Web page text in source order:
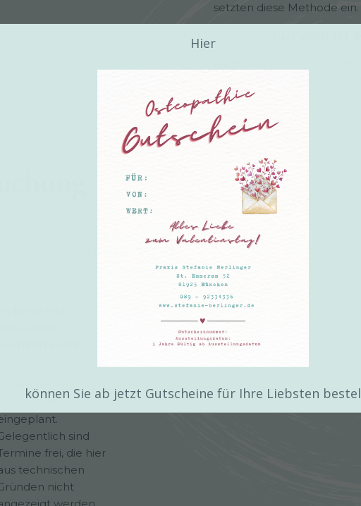
setzten diese Methode ein.
online buchen.
Sie sobald es
Für akute Fälle haben
wir ein Termin-
Kontingent
sind
frei, die hier
technischen
nicht
Hier
können Sie ab jetzt Gutscheine für Ihre Liebsten